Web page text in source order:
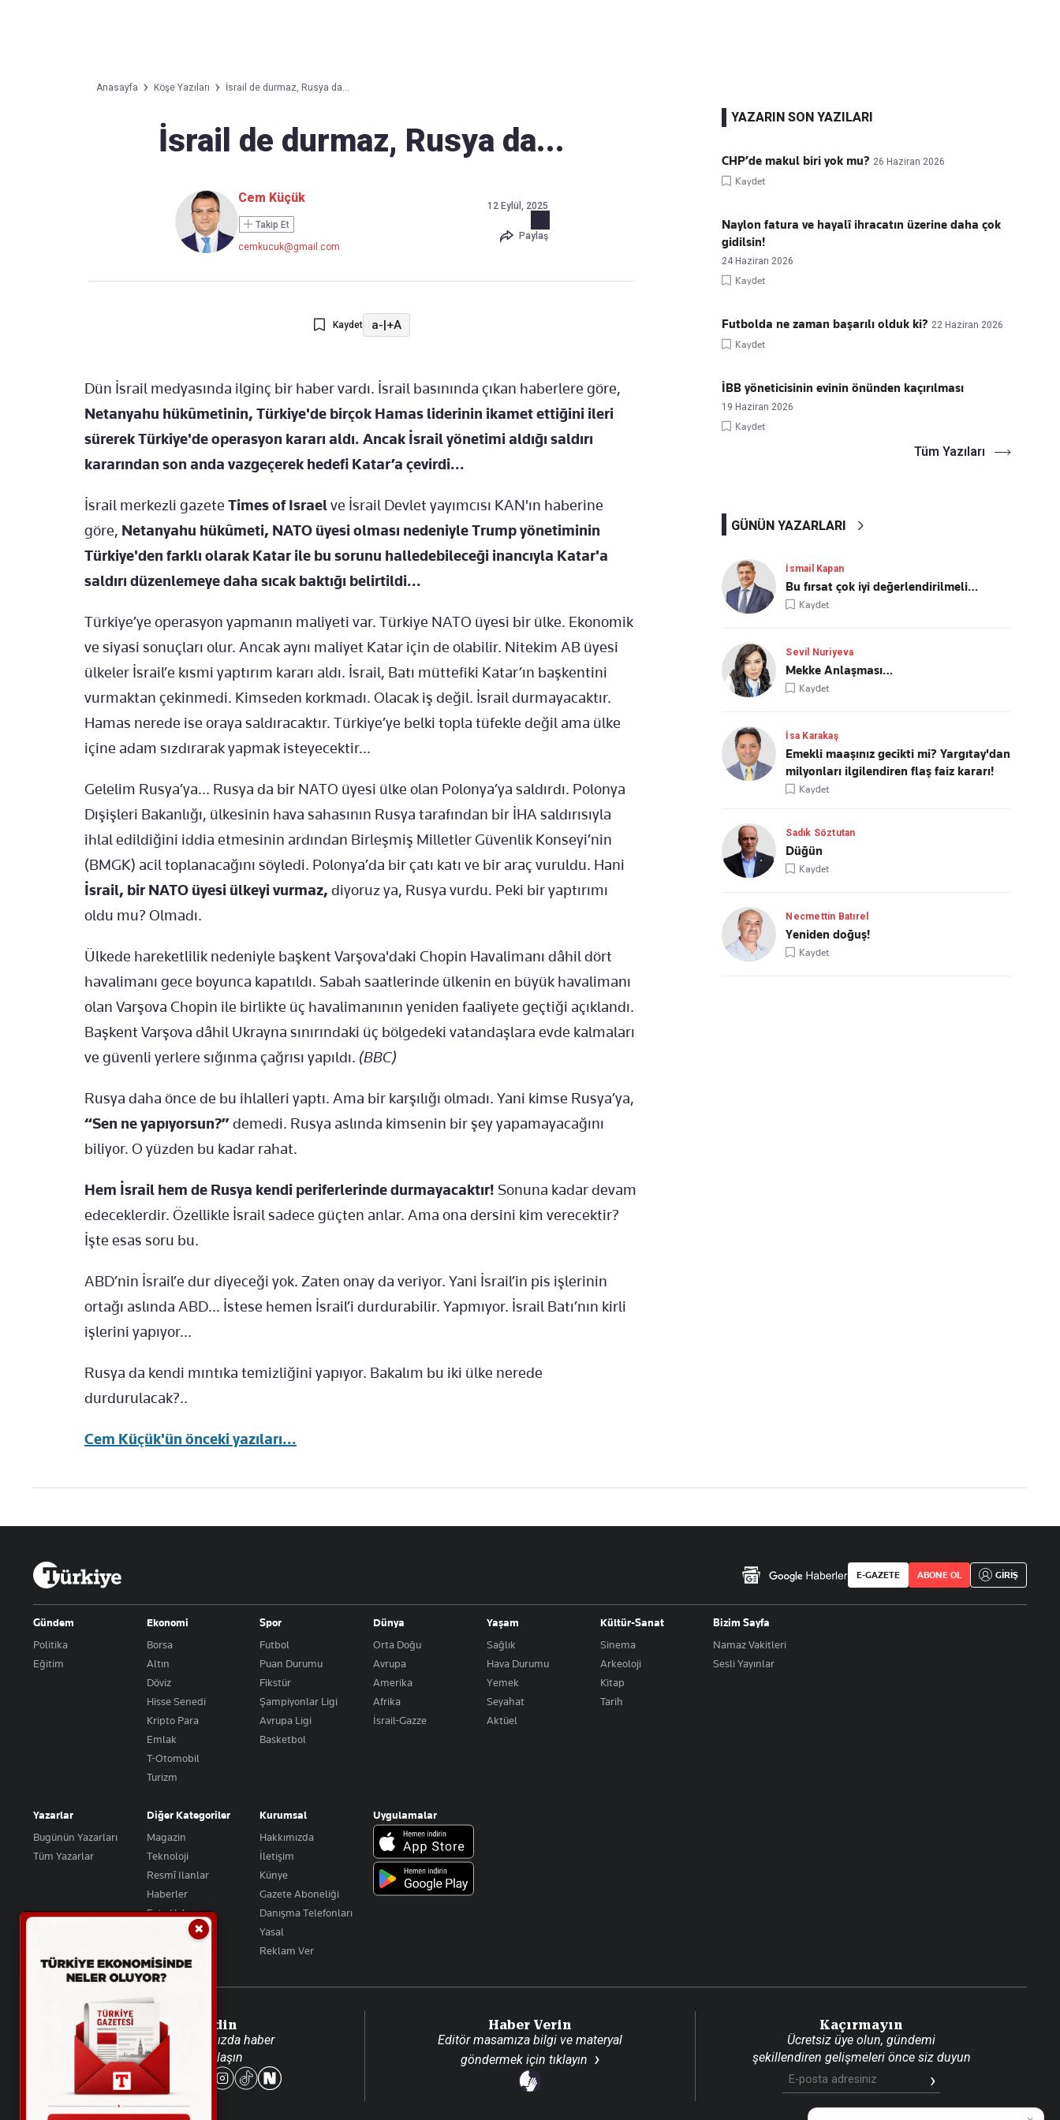
Anasayfa Köşe Yazıları İsrail de durmaz, Rusya da...
İsrail de durmaz, Rusya da...
Cem Küçük
Takip Et
cemkucuk@gmail.com
12 Eylül, 2025
Paylaş
Kaydet a-|+A
Dün İsrail medyasında ilginç bir haber vardı. İsrail basınında çıkan haberlere göre,
Netanyahu hükûmetinin, Türkiye'de birçok Hamas liderinin ikamet ettiğini ileri
sürerek Türkiye'de operasyon kararı aldı. Ancak İsrail yönetimi aldığı saldırı
kararından son anda vazgeçerek hedefi Katar’a çevirdi...
İsrail merkezli gazete Times of Israelve İsrail Devlet yayımcısı KAN'ın haberine
göre, Netanyahu hükûmeti, NATO üyesi olması nedeniyle Trump yönetiminin
Türkiye'den farklı olarak Katar ile bu sorunu halledebileceği inancıyla Katar'a
saldırı düzenlemeye daha sıcak baktığı belirtildi...
Türkiye’ye operasyon yapmanın maliyeti var. Türkiye NATO üyesi bir ülke. Ekonomik
ve siyasi sonuçları olur. Ancak aynı maliyet Katar için de olabilir. Nitekim AB üyesi
ülkeler İsrail’e kısmi yaptırım kararı aldı. İsrail, Batı müttefiki Katar’ın başkentini
vurmaktan çekinmedi. Kimseden korkmadı. Olacak iş değil. İsrail durmayacaktır.
Hamas nerede ise oraya saldıracaktır. Türkiye’ye belki topla tüfekle değil ama ülke
içine adam sızdırarak yapmak isteyecektir...
Gelelim Rusya’ya... Rusya da bir NATO üyesi ülke olan Polonya’ya saldırdı. Polonya
Dışişleri Bakanlığı, ülkesinin hava sahasının Rusya tarafından bir İHA saldırısıyla
ihlal edildiğini iddia etmesinin ardından Birleşmiş Milletler Güvenlik Konseyi’nin
(BMGK) acil toplanacağını söyledi. Polonya’da bir çatı katı ve bir araç vuruldu. Hani
İsrail, bir NATO üyesi ülkeyi vurmaz, diyoruz ya, Rusya vurdu. Peki bir yaptırımı
oldu mu? Olmadı.
Ülkede hareketlilik nedeniyle başkent Varşova'daki Chopin Havalimanı dâhil dört
havalimanı gece boyunca kapatıldı. Sabah saatlerinde ülkenin en büyük havalimanı
olan Varşova Chopin ile birlikte üç havalimanının yeniden faaliyete geçtiği açıklandı.
Başkent Varşova dâhil Ukrayna sınırındaki üç bölgedeki vatandaşlara evde kalmaları
ve güvenli yerlere sığınma çağrısı yapıldı. (BBC)
Rusya daha önce de bu ihlalleri yaptı. Ama bir karşılığı olmadı. Yani kimse Rusya’ya,
“Sen ne yapıyorsun?”demedi. Rusya aslında kimsenin bir şey yapamayacağını
biliyor. O yüzden bu kadar rahat.
Hem İsrail hem de Rusya kendi periferlerinde durmayacaktır! Sonuna kadar devam
edeceklerdir. Özellikle İsrail sadece güçten anlar. Ama ona dersini kim verecektir?
İşte esas soru bu.
ABD’nin İsrail’e dur diyeceği yok. Zaten onay da veriyor. Yani İsrail’in pis işlerinin
ortağı aslında ABD... İstese hemen İsrail’i durdurabilir. Yapmıyor. İsrail Batı’nın kirli
işlerini yapıyor...
Rusya da kendi mıntıka temizliğini yapıyor. Bakalım bu iki ülke nerede
durdurulacak?..
Cem Küçük'ün önceki yazıları...
YAZARIN SON YAZILARI
CHP’de makul biri yok mu? 26 Haziran 2026
Kaydet
Naylon fatura ve hayalî ihracatın üzerine daha çok
gidilsin!
24 Haziran 2026
Kaydet
Futbolda ne zaman başarılı olduk ki? 22 Haziran 2026
Kaydet
İBB yöneticisinin evinin önünden kaçırılması
19 Haziran 2026
Kaydet
Tüm Yazıları
GÜNÜN YAZARLARI
İsmail Kapan
Bu fırsat çok iyi değerlendirilmeli…
Kaydet
Sevil Nuriyeva
Mekke Anlaşması…
Kaydet
İsa Karakaş
Emekli maaşınız gecikti mi? Yargıtay'dan
milyonları ilgilendiren flaş faiz kararı!
Kaydet
Sadık Söztutan
Düğün
Kaydet
Necmettin Batırel
Yeniden doğuş!
Kaydet
E-GAZETE ABONE OL GİRİŞ
Gündem
Politika
Eğitim
Ekonomi
Borsa
Altın
Döviz
Hisse Senedi
Kripto Para
Emlak
T-Otomobil
Turizm
Spor
Futbol
Puan Durumu
Fikstür
Şampiyonlar Ligi
Avrupa Ligi
Basketbol
Dünya
Orta Doğu
Avrupa
Amerika
Afrika
İsrail-Gazze
Yaşam
Sağlık
Hava Durumu
Yemek
Seyahat
Aktüel
Kültür-Sanat
Sinema
Arkeoloji
Kitap
Tarih
Bizim Sayfa
Namaz Vakitleri
Sesli Yayınlar
Yazarlar
Bugünün Yazarları
Tüm Yazarlar
Diğer Kategoriler
Magazin
Teknoloji
Resmî Ilanlar
Haberler
Foto Haber
Video Galeri
Kurumsal
Hakkımızda
İletişim
Künye
Gazete Aboneliği
Danışma Telefonları
Yasal
Reklam Ver
Uygulamalar
Takip Edin
Favori mecralarınızda haber
akışımıza ulaşın
Haber Verin
Editör masamıza bilgi ve materyal
göndermek için tıklayın
Kaçırmayın
Ücretsiz üye olun, gündemi
şekillendiren gelişmeleri önce siz duyun
✖